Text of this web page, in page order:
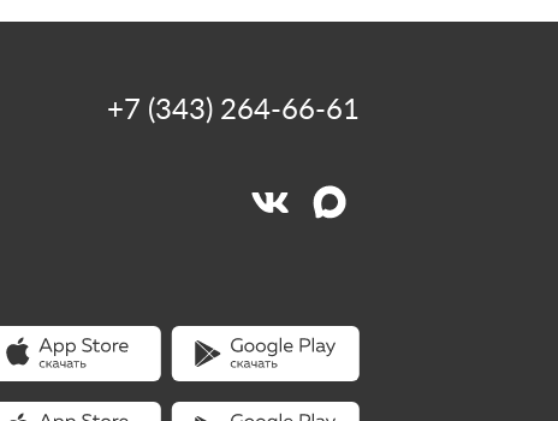
+7 (343) 264-66-61